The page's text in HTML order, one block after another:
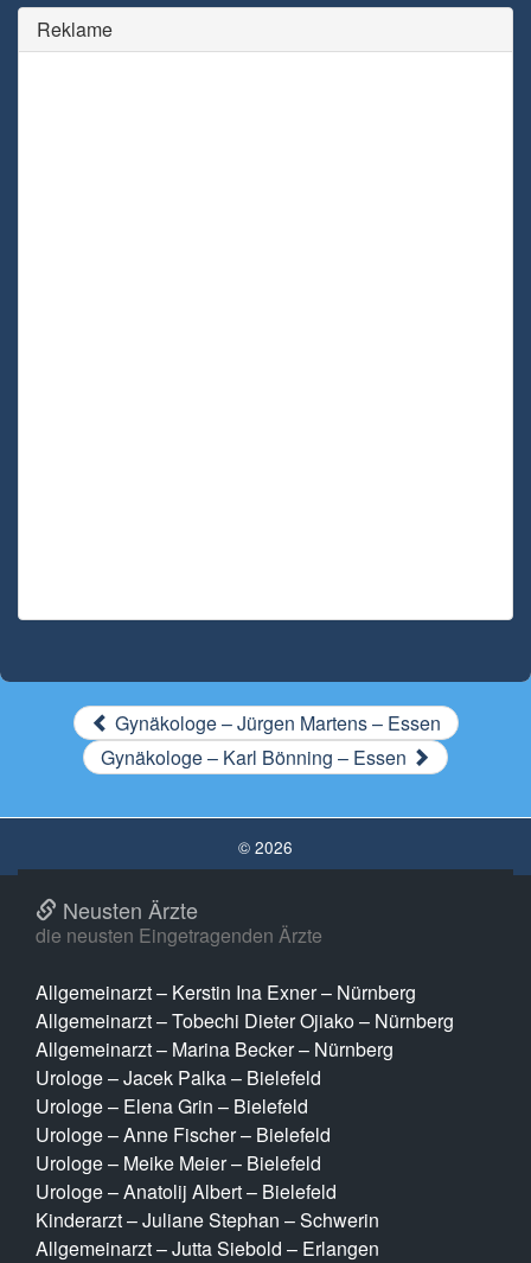
Reklame
Gynäkologe – Jürgen Martens – Essen
Gynäkologe – Karl Bönning – Essen
© 2026
Neusten Ärzte
die neusten Eingetragenden Ärzte
Allgemeinarzt – Kerstin Ina Exner – Nürnberg
Allgemeinarzt – Tobechi Dieter Ojiako – Nürnberg
Allgemeinarzt – Marina Becker – Nürnberg
Urologe – Jacek Palka – Bielefeld
Urologe – Elena Grin – Bielefeld
Urologe – Anne Fischer – Bielefeld
Urologe – Meike Meier – Bielefeld
Urologe – Anatolij Albert – Bielefeld
Kinderarzt – Juliane Stephan – Schwerin
Allgemeinarzt – Jutta Siebold – Erlangen